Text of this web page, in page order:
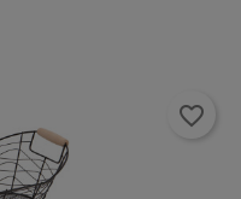
favorite_border